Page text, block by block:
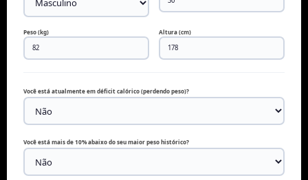
Peso (kg) Altura (cm)
Você está atualmente em déficit calórico (perdendo peso)?
Você está mais de 10% abaixo do seu maior peso histórico?